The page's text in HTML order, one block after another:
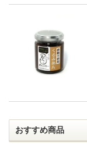
おすすめ商品